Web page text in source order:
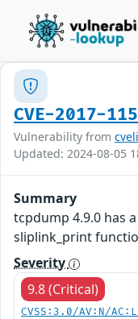
CVE-2017-
Vulnerability from
Updated: 2024-08-05
Summary
tcpdump 4.9.0 has
sliplink_print
Severity
9.8 (Critical)
CVSS:3.0/AV:N/